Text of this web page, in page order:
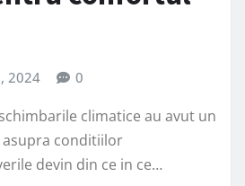
2024 0
climatice au avut un
conditiilor
devin din ce in ce…